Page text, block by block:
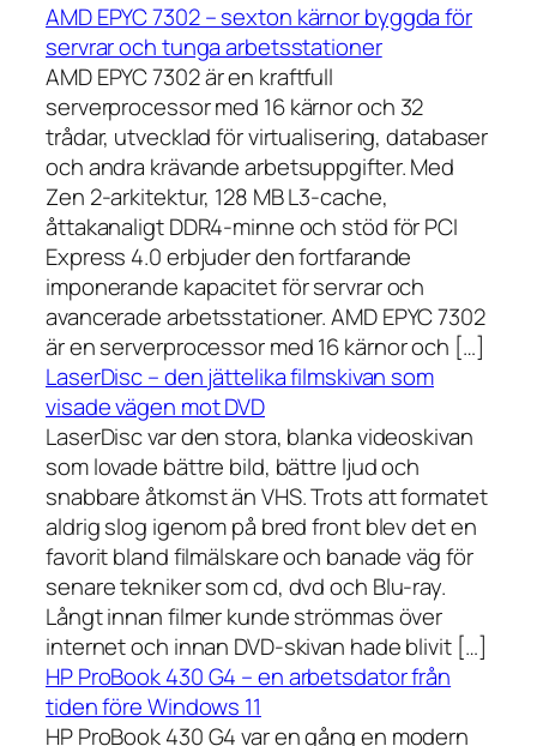
AMD EPYC 7302 – sexton kärnor byggda för
servrar och tunga arbetsstationer
AMD EPYC 7302 är en kraftfull
serverprocessor med 16 kärnor och 32
trådar, utvecklad för virtualisering, databaser
och andra krävande arbetsuppgifter. Med
Zen 2-arkitektur, 128 MB L3-cache,
åttakanaligt DDR4-minne och stöd för PCI
Express 4.0 erbjuder den fortfarande
imponerande kapacitet för servrar och
avancerade arbetsstationer. AMD EPYC 7302
är en serverprocessor med 16 kärnor och […]
LaserDisc – den jättelika filmskivan som
visade vägen mot DVD
LaserDisc var den stora, blanka videoskivan
som lovade bättre bild, bättre ljud och
snabbare åtkomst än VHS. Trots att formatet
aldrig slog igenom på bred front blev det en
favorit bland filmälskare och banade väg för
senare tekniker som cd, dvd och Blu-ray.
Långt innan filmer kunde strömmas över
internet och innan DVD-skivan hade blivit […]
HP ProBook 430 G4 – en arbetsdator från
tiden före Windows 11
HP ProBook 430 G4 var en gång en modern